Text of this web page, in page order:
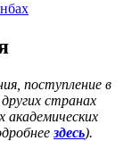
поступление в
странах
здесь).